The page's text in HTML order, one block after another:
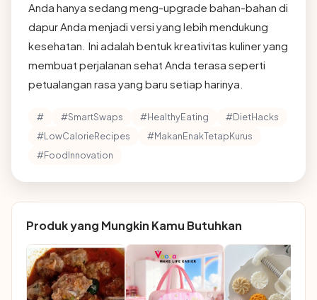
Anda hanya sedang meng-upgrade bahan-bahan di
dapur Anda menjadi versi yang lebih mendukung
kesehatan. Ini adalah bentuk kreativitas kuliner yang
membuat perjalanan sehat Anda terasa seperti
petualangan rasa yang baru setiap harinya.
# #SmartSwaps #HealthyEating
#DietHacks
#LowCalorieRecipes
#MakanEnakTetapKurus
#FoodInnovation
Produk yang Mungkin Kamu Butuhkan